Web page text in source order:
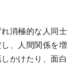
消極的な人同士
、人間関係を増
かけたり、面白